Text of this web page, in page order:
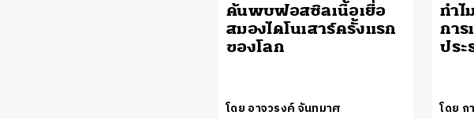
ค้นพบฟอสซิลเนื้อเยื่อ
สมองไดโนเสาร์ครั้งแรก
ของโลก
โดย อาจวรงค์ จันทมาศ
ทำไ
การ
ประ
โดย